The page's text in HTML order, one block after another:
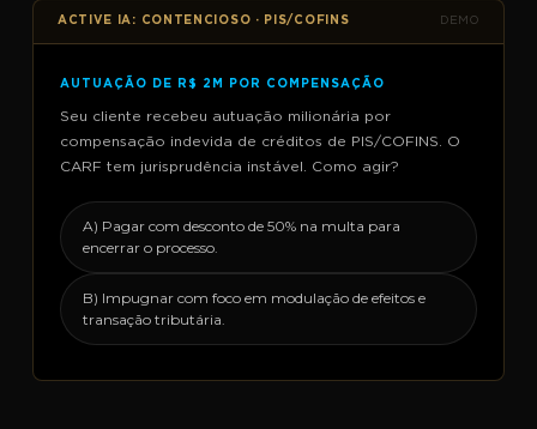
ACTIVE IA: CONTENCIOSO · PIS/COFINS DEMO
AUTUAÇÃO DE R$ 2M POR COMPENSAÇÃO
Seu cliente recebeu autuação milionária por
compensação indevida de créditos de PIS/COFINS. O
CARF tem jurisprudência instável. Como agir?
A) Pagar com desconto de 50% na multa para
encerrar o processo.
B) Impugnar com foco em modulação de efeitos e
transação tributária.